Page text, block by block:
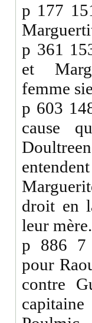
p 177
p 361
et
femme
p 603
cause
droit en
leur mère.
p 886 7
pour
contre